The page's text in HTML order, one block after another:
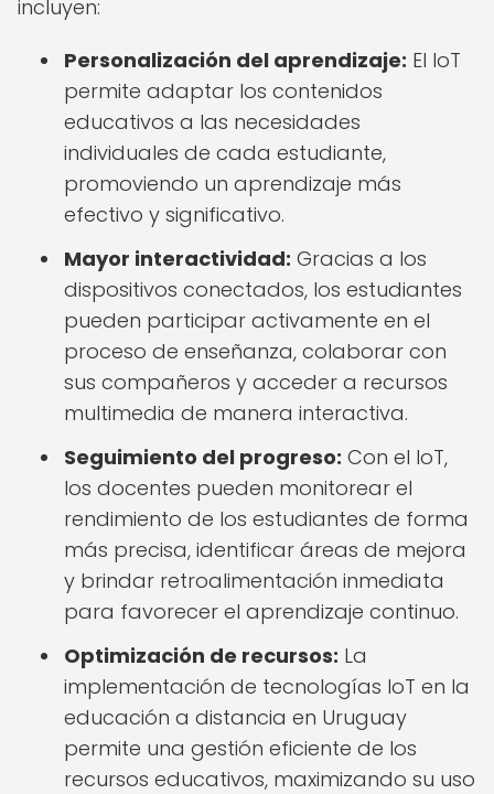
incluyen:
Personalización del aprendizaje: El IoT
permite adaptar los contenidos
educativos a las necesidades
individuales de cada estudiante,
promoviendo un aprendizaje más
efectivo y significativo.
Mayor interactividad: Gracias a los
dispositivos conectados, los estudiantes
pueden participar activamente en el
proceso de enseñanza, colaborar con
sus compañeros y acceder a recursos
multimedia de manera interactiva.
Seguimiento del progreso: Con el IoT,
los docentes pueden monitorear el
rendimiento de los estudiantes de forma
más precisa, identificar áreas de mejora
y brindar retroalimentación inmediata
para favorecer el aprendizaje continuo.
Optimización de recursos: La
implementación de tecnologías IoT en la
educación a distancia en Uruguay
permite una gestión eficiente de los
recursos educativos, maximizando su uso